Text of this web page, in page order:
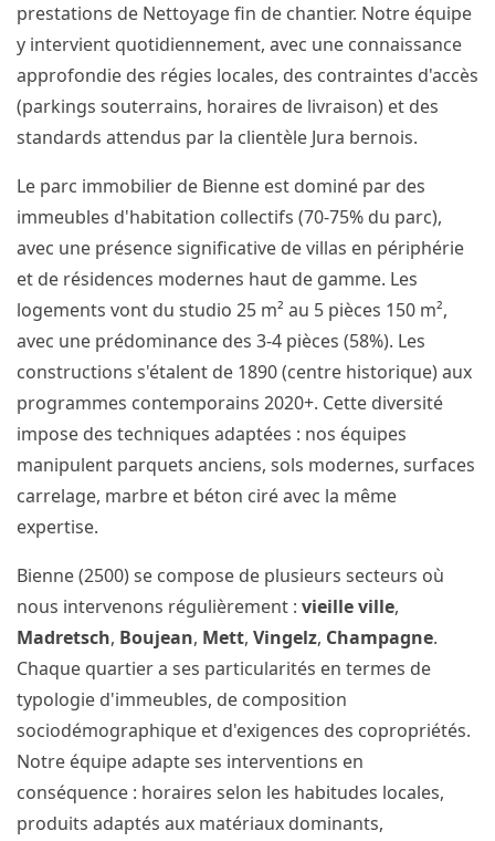
prestations de Nettoyage fin de chantier. Notre équipe
y intervient quotidiennement, avec une connaissance
approfondie des régies locales, des contraintes d'accès
(parkings souterrains, horaires de livraison) et des
standards attendus par la clientèle Jura bernois.
Le parc immobilier de Bienne est dominé par des
immeubles d'habitation collectifs (70-75% du parc),
avec une présence significative de villas en périphérie
et de résidences modernes haut de gamme. Les
logements vont du studio 25 m² au 5 pièces 150 m²,
avec une prédominance des 3-4 pièces (58%). Les
constructions s'étalent de 1890 (centre historique) aux
programmes contemporains 2020+. Cette diversité
impose des techniques adaptées : nos équipes
manipulent parquets anciens, sols modernes, surfaces
carrelage, marbre et béton ciré avec la même
expertise.
Bienne (2500) se compose de plusieurs secteurs où
nous intervenons régulièrement : vieille ville,
Madretsch, Boujean, Mett, Vingelz, Champagne.
Chaque quartier a ses particularités en termes de
typologie d'immeubles, de composition
sociodémographique et d'exigences des copropriétés.
Notre équipe adapte ses interventions en
conséquence : horaires selon les habitudes locales,
produits adaptés aux matériaux dominants,